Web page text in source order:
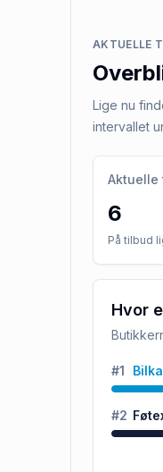
AKTUELLE
Lige nu
intervallet
Aktuelle
6
På tilbud
Hvor
#1 Bilka
#2